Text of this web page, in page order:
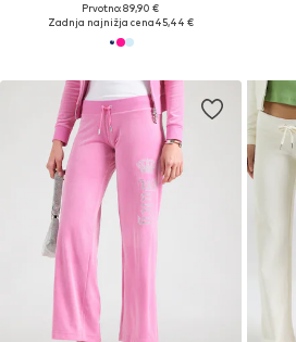
Prvotno: 89,90 €
Zadnja najnižja cena45,44 €